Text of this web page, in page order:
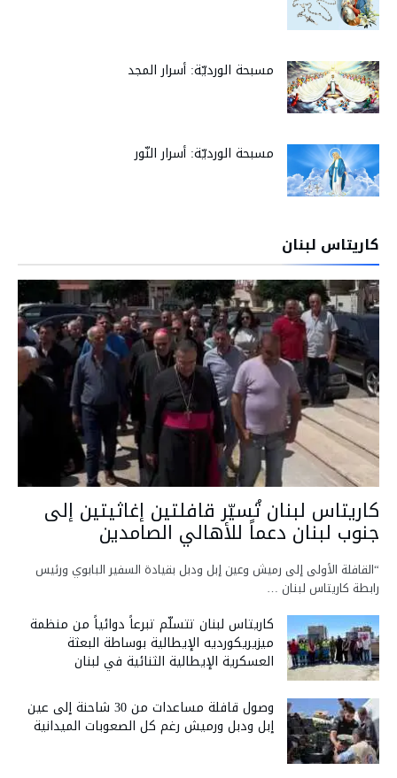
مسبحة الورديّة: أسرار المجد
مسبحة الورديّة: أسرار النّور
كاريتاس لبنان
كاريتاس لبنان تُسيّر قافلتين إغاثيتين إلى
جنوب لبنان دعماً للأهالي الصامدين
“القافلة الأولى إلى رميش وعين إبل ودبل بقيادة السفير البابوي ورئيس
رابطة كاريتاس لبنان …
كاريتاس لبنان تتسلّم تبرعاً دوائياً من منظمة
ميزيريكورديه الإيطالية بوساطة البعثة
العسكرية الإيطالية الثنائية في لبنان
وصول قافلة مساعدات من 30 شاحنة إلى عين
إبل ودبل ورميش رغم كل الصعوبات الميدانية